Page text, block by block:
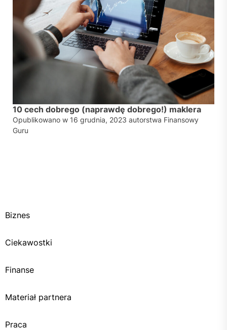
10 cech dobrego (naprawdę dobrego!) maklera
Opublikowano w 16 grudnia, 2023 autorstwa Finansowy
Guru
Biznes
Ciekawostki
Finanse
Materiał partnera
Praca